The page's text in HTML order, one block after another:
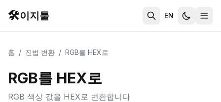
🛠️이지툴 EN
홈 / 진법 변환 / RGB를 HEX로
RGB를 HEX로
RGB 색상 값을 HEX로 변환합니다